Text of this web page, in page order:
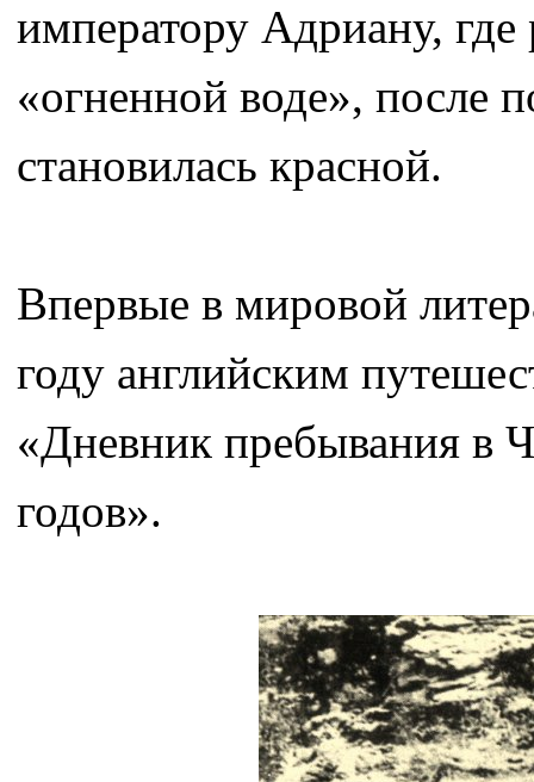
императору Адриану, где
«огненной воде», после
становилась красной.
Впервые в мировой
году английским
«Дневник пребывания в
годов».